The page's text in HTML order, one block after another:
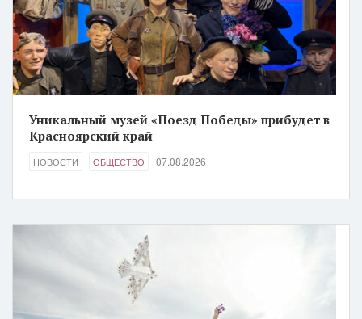
Уникальный музей «Поезд Победы» прибудет в
Красноярский край
НОВОСТИ ОБЩЕСТВО 07.08.2026